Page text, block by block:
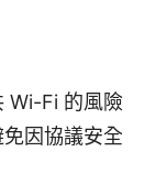
Wi-Fi 的風險
因協議安全